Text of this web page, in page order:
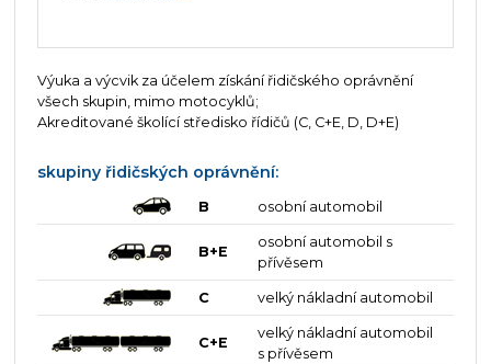
Výuka a výcvik za účelem získání řidičského oprávnění
všech skupin, mimo motocyklů;
Akreditované školící středisko řídičů (C, C+E, D, D+E)
skupiny řidičských oprávnění:
B osobní automobil
B+E
osobní automobil s
přívěsem
C velký nákladní automobil
C+E
velký nákladní automobil
s přívěsem